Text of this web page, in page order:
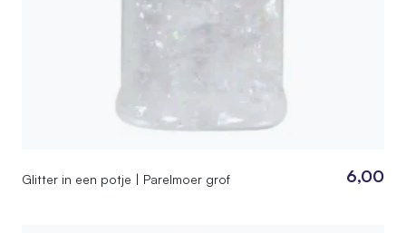
Glitter in een potje | Parelmoer grof 6,00